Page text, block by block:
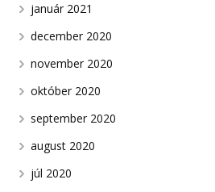
január 2021
december 2020
november 2020
október 2020
september 2020
august 2020
júl 2020